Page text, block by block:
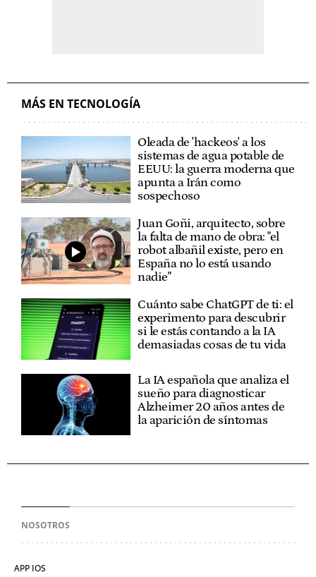
MÁS EN TECNOLOGÍA
Oleada de 'hackeos' a los
sistemas de agua potable de
EEUU: la guerra moderna que
apunta a Irán como
sospechoso
Juan Goñi, arquitecto, sobre
la falta de mano de obra: "el
robot albañil existe, pero en
España no lo está usando
nadie"
Cuánto sabe ChatGPT de ti: el
experimento para descubrir
si le estás contando a la IA
demasiadas cosas de tu vida
La IA española que analiza el
sueño para diagnosticar
Alzheimer 20 años antes de
la aparición de síntomas
NOSOTROS
APP IOS